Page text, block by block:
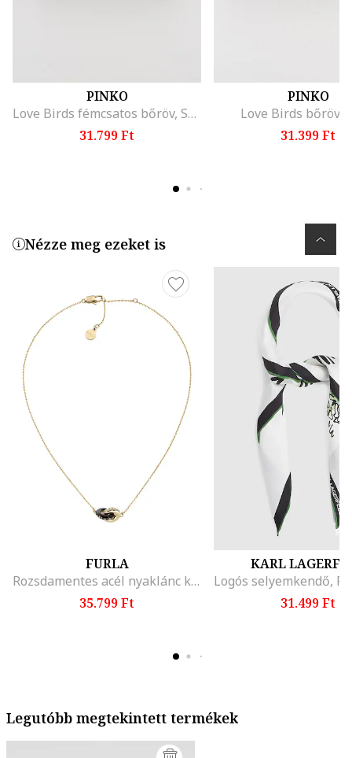
PINKO
Love Birds fémcsatos bőröv, Sötétbarna
31.799 Ft
PINKO
Love Birds bőröv,
31.399 Ft
Nézze meg ezeket is
FURLA
Rozsdamentes acél nyaklánc kristályokkal, Aranyszín/Fekete
35.799 Ft
KARL
31.499 Ft
Legutóbb megtekintett termékek